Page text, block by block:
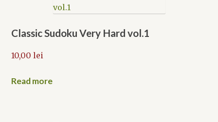
Classic Sudoku Very Hard vol.1
10,00 lei
Read more